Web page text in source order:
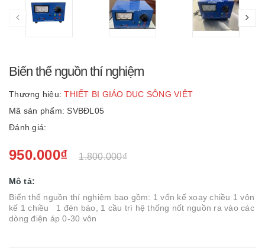
Biến thế nguồn thí nghiệm
Thương hiệu: THIẾT BỊ GIÁO DỤC SÔNG VIỆT
Mã sản phẩm: SVBÐL05
Đánh giá:
950.000₫ 1.800.000₫
Mô tả:
Biến thế nguồn thí nghiệm bao gồm: 1 vốn kế xoay chiều 1 vôn
kế 1 chiều 1 đèn báo, 1 cầu trì hệ thống nốt nguồn ra vào các
dòng điện áp 0-30 vôn